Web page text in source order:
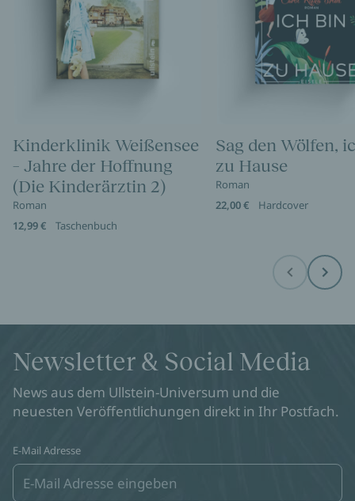
Kinderklinik Weißensee
– Jahre der Hoffnung
(Die Kinderärztin 2)
Roman
12,99 €
Taschenbuch
Sag den Wölfen,
zu Hause
Roman
22,00 €
Hardcover
Before Next
Newsletter & Social Media
News aus dem Ullstein-Universum und die
neuesten Veröffentlichungen direkt in Ihr Postfach.
E-Mail Adresse